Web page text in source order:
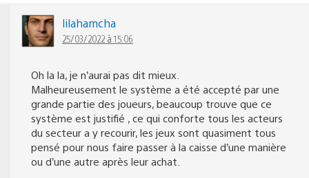
lilahamcha
25/03/2022 à 15:06
Oh la la, je n’aurai pas dit mieux.
Malheureusement le système a été accepté par une
grande partie des joueurs, beaucoup trouve que ce
système est justifié , ce qui conforte tous les acteurs
du secteur a y recourir, les jeux sont quasiment tous
pensé pour nous faire passer à la caisse d’une manière
ou d’une autre après leur achat.